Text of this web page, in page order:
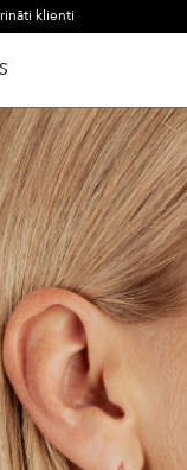
klienti